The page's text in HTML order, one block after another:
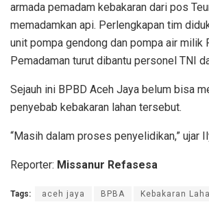
armada pemadam kebakaran dari pos
memadamkan api. Perlengkapan tim
unit pompa gendong dan pompa air milik
Pemadaman turut dibantu personel TNI
Sejauh ini BPBD Aceh Jaya belum bisa
penyebab kebakaran lahan tersebut.
“Masih dalam proses penyelidikan,” ujar
Reporter: Missanur Refasesa
Tags: aceh jaya BPBA Kebakaran